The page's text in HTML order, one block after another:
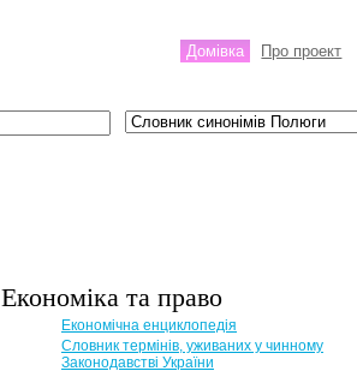
Домівка Про проект
Економіка та право
Eкономічна енциклопедія
Словник термінів, уживаних у чинному
Законодавстві України